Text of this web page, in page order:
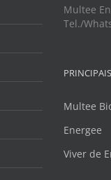
Multee
Tel./
Multee
Energee
Viver de